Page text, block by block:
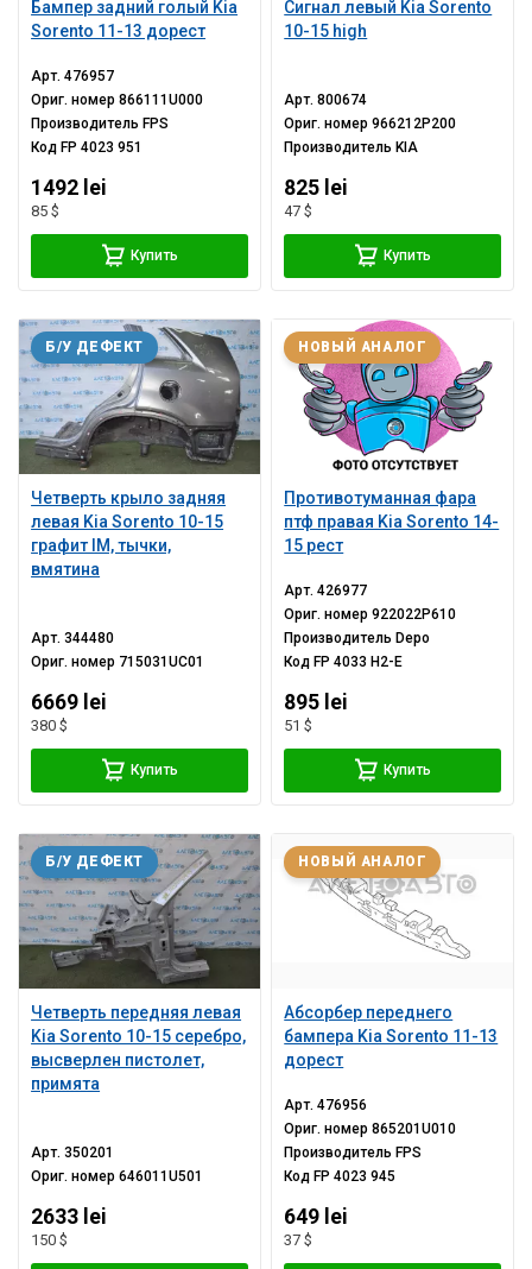
Бампер задний голый Kia
Sorento 11-13 дорест
Арт.476957
Ориг. номер866111U000
ПроизводительFPS
КодFP 4023 951
1492 lei
85 $
Купить
Сигнал левый Kia Sorento
10-15 high
Арт.800674
Ориг. номер966212P200
ПроизводительKIA
825 lei
47 $
Купить
Четверть крыло задняя
левая Kia Sorento 10-15
графит IM, тычки,
вмятина
Б/У ДЕФЕКТ
Арт.344480
Ориг. номер 715031UC01
6669 lei
380 $
Купить
Противотуманная фара
птф правая Kia Sorento 14-
15 рест
НОВЫЙ АНАЛОГ
Арт.426977
Ориг. номер922022P610
ПроизводительDepo
КодFP 4033 H2-E
895 lei
51 $
Купить
Четверть передняя левая
Kia Sorento 10-15 серебро,
высверлен пистолет,
примята
Б/У ДЕФЕКТ
Арт.350201
Ориг. номер646011U501
2633 lei
150 $
Абсорбер переднего
бампера Kia Sorento 11-13
дорест
НОВЫЙ АНАЛОГ
Арт.476956
Ориг. номер865201U010
ПроизводительFPS
КодFP 4023 945
649 lei
37 $